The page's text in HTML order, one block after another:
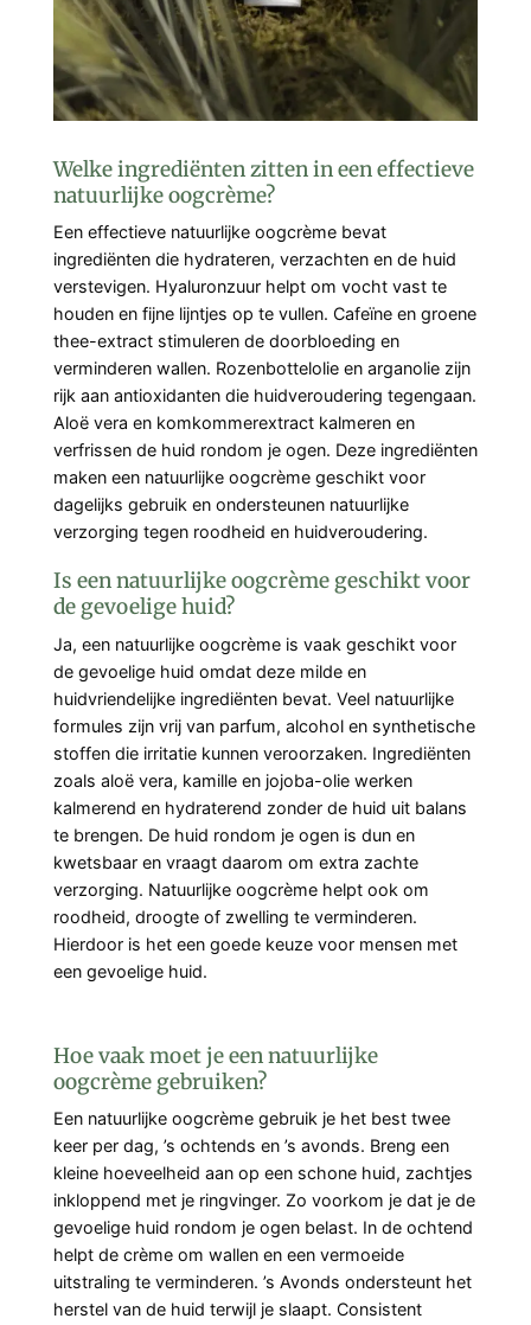
Welke ingrediënten zitten in een effectieve
natuurlijke oogcrème?
Een effectieve natuurlijke oogcrème bevat
ingrediënten die hydrateren, verzachten en de huid
verstevigen. Hyaluronzuur helpt om vocht vast te
houden en fijne lijntjes op te vullen. Cafeïne en groene
thee-extract stimuleren de doorbloeding en
verminderen wallen. Rozenbottelolie en arganolie zijn
rijk aan antioxidanten die huidveroudering tegengaan.
Aloë vera en komkommerextract kalmeren en
verfrissen de huid rondom je ogen. Deze ingrediënten
maken een natuurlijke oogcrème geschikt voor
dagelijks gebruik en ondersteunen natuurlijke
verzorging tegen roodheid en huidveroudering.
Is een natuurlijke oogcrème geschikt voor
de gevoelige huid?
Ja, een natuurlijke oogcrème is vaak geschikt voor
de gevoelige huid omdat deze milde en
huidvriendelijke ingrediënten bevat. Veel natuurlijke
formules zijn vrij van parfum, alcohol en synthetische
stoffen die irritatie kunnen veroorzaken. Ingrediënten
zoals aloë vera, kamille en jojoba-olie werken
kalmerend en hydraterend zonder de huid uit balans
te brengen. De huid rondom je ogen is dun en
kwetsbaar en vraagt daarom om extra zachte
verzorging. Natuurlijke oogcrème helpt ook om
roodheid, droogte of zwelling te verminderen.
Hierdoor is het een goede keuze voor mensen met
een gevoelige huid.
Hoe vaak moet je een natuurlijke
oogcrème gebruiken?
Een natuurlijke oogcrème gebruik je het best twee
keer per dag, ’s ochtends en ’s avonds. Breng een
kleine hoeveelheid aan op een schone huid, zachtjes
inkloppend met je ringvinger. Zo voorkom je dat je de
gevoelige huid rondom je ogen belast. In de ochtend
helpt de crème om wallen en een vermoeide
uitstraling te verminderen. ’s Avonds ondersteunt het
herstel van de huid terwijl je slaapt. Consistent